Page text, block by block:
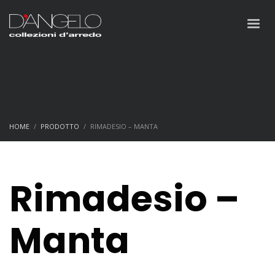
HOME PRODOTTO RIMADESIO – MANTA
Rimadesio –
Manta